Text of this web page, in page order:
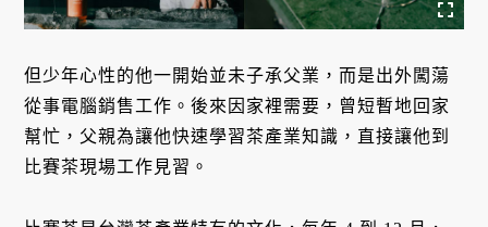
但少年心性的他一開始並未子承父業，而是出外闖蕩
從事電腦銷售工作。後來因家裡需要，曾短暫地回家
幫忙，父親為讓他快速學習茶產業知識，直接讓他到
比賽茶現場工作見習。